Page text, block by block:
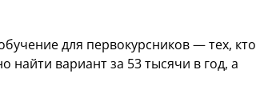
для первокурсников — тех, кто
вариант за 53 тысячи в год, а